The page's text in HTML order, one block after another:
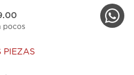
pocos
PIEZAS